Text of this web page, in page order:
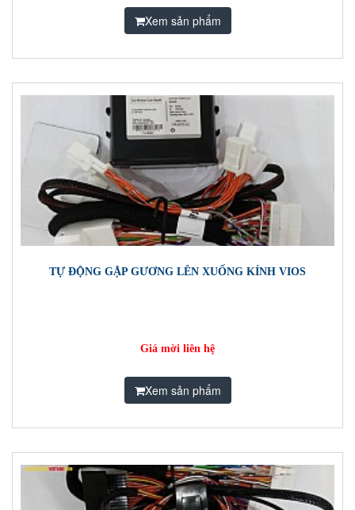
Xem sản phẩm
TỰ ĐỘNG GẬP GƯƠNG LÊN XUỐNG KÍNH VIOS
Giá mời liên hệ
Xem sản phẩm